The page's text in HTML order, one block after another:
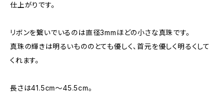
仕上がりです。
リボンを繋いでいるのは直径3mmほどの小さな真珠です。
真珠の輝きは明るいもののとても優しく、首元を優しく明るくして
くれます。
長さは41.5cm〜45.5cm。